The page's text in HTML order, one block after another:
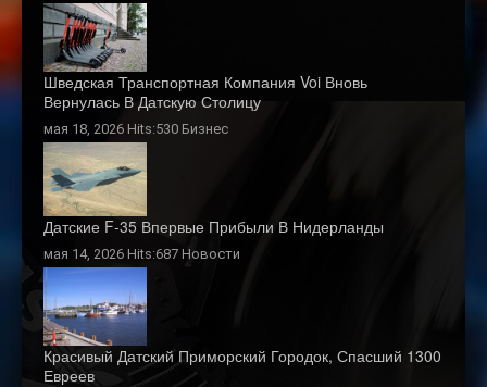
Шведская Транспортная Компания Voi Вновь
Вернулась В Датскую Столицу
мая 18, 2026 Hits:530 Бизнес
Датские F-35 Впервые Прибыли В Нидерланды
мая 14, 2026 Hits:687 Новости
Красивый Датский Приморский Городок, Спасший 1300
Евреев